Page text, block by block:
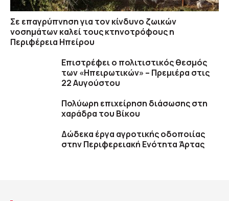
Σε επαγρύπνηση για τον κίνδυνο ζωικών
νοσημάτων καλεί τους κτηνοτρόφους η
Περιφέρεια Ηπείρου
Επιστρέφει ο πολιτιστικός θεσμός
των «Ηπειρωτικών» – Πρεμιέρα στις
22 Αυγούστου
Πολύωρη επιχείρηση διάσωσης στη
χαράδρα του Βίκου
Δώδεκα έργα αγροτικής οδοποιίας
στην Περιφερειακή Ενότητα Άρτας